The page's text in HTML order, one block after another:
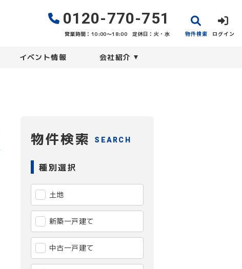
0120-770-751
営業時間：10:00〜18:00 定休日：火・水 物件検索 ログイン
イベント情報 会社紹介
物件検索 SEARCH
種別選択
土地
新築一戸建て
中古一戸建て